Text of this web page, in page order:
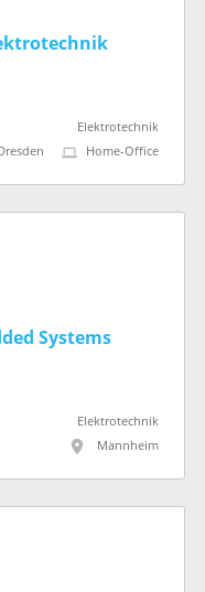
Elektrotechnik
Dresden
Home-Office
Systems
Elektrotechnik
Mannheim